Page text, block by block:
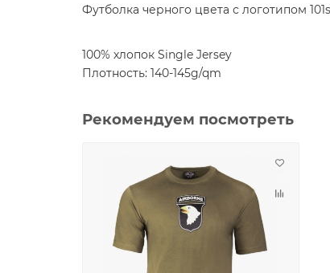
Футболка черного цвета с логотипом
100% хлопок Single Jersey
Плотность: 140-145g/qm
Рекомендуем посмотреть